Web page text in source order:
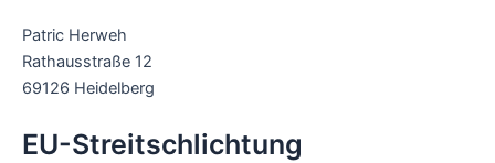
Patric Herweh
Rathausstraße 12
69126 Heidelberg
EU-Streitschlichtung